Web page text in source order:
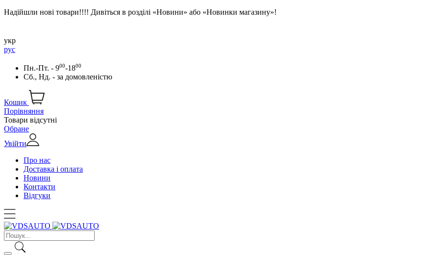
Надійшли нові товари!!!! Дивіться в розділі «Новини» або «Новинки магазину»!
укр
рус
Пн.-Пт. - 900-1800
Сб., Нд. - за домовленістю
Кошик
Порівняння
Товари відсутні
Обране
Увійти
Про нас
Доставка і оплата
Новини
Контакти
Відгуки